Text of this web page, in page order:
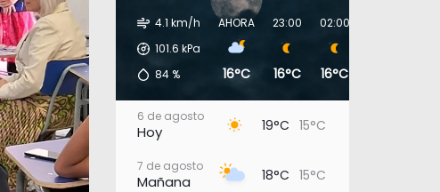
4.1 km/h
101.6 kPa
84%
AHORA
16°C
23:00
16°C
02:00
16°C
6 de agosto
Hoy 19°C 15°C
7 de agosto
Mañana 18°C 15°C